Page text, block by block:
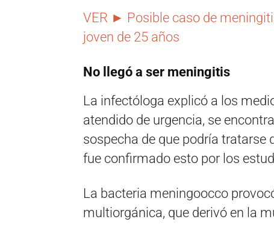
VER ► Posible caso de
joven de 25 años
No llegó a ser meningitis
La infectóloga explicó a los
atendido de urgencia, se
sospecha de que podría tratarse
fue confirmado esto por los
La bacteria meningoocco
multiorgánica, que derivó en la